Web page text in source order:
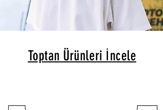
Toptan Ürünleri İncele